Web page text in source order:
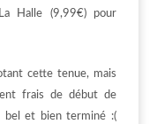
Halle (9,99€) pour
cette tenue, mais
frais de début de
bel et bien terminé :(